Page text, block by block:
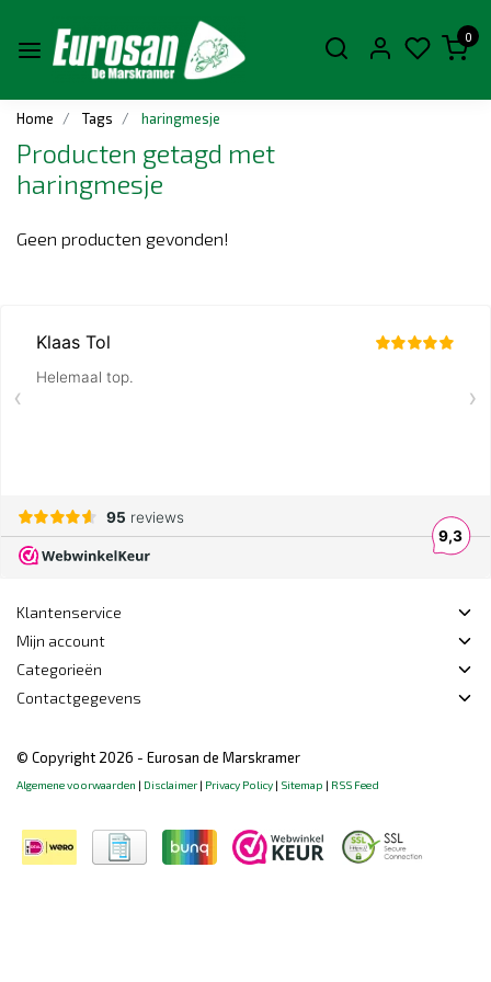
0
Home Tags haringmesje
Producten getagd met
haringmesje
Geen producten gevonden!
Klantenservice
Mijn account
Categorieën
Contactgegevens
© Copyright 2026 - Eurosan de Marskramer
Algemene voorwaarden | Disclaimer| Privacy Policy | Sitemap | RSS Feed